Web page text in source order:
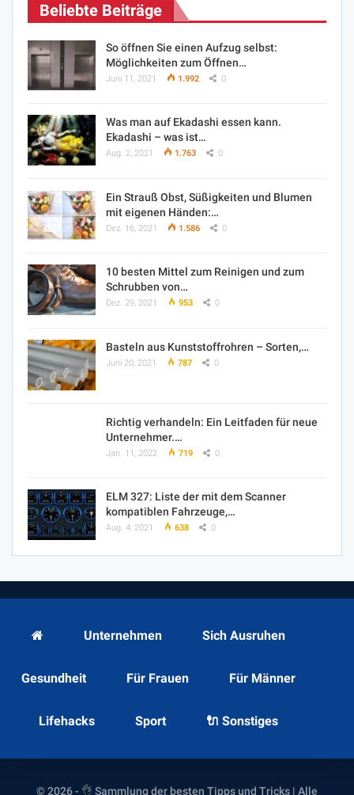
Beliebte Beiträge
So öffnen Sie einen Aufzug selbst:
Möglichkeiten zum Öffnen…
Juni 11, 2021 1.992 0
Was man auf Ekadashi essen kann.
Ekadashi – was ist…
Aug. 2, 2021 1.763 0
Ein Strauß Obst, Süßigkeiten und Blumen
mit eigenen Händen:…
Dez. 16, 2021 1.586 0
10 besten Mittel zum Reinigen und zum
Schrubben von…
Dez. 29, 2021 953 0
Basteln aus Kunststoffrohren – Sorten,…
Juni 20, 2021 787 0
Richtig verhandeln: Ein Leitfaden für neue
Unternehmer.…
Jan. 11, 2022 719 0
ELM 327: Liste der mit dem Scanner
kompatiblen Fahrzeuge,…
Aug. 4, 2021 638 0
Unternehmen Sich Ausruhen
Gesundheit Für Frauen Für Männer
Lifehacks Sport 🔌 Sonstiges
© 2026 - 👌 Sammlung der besten Tipps und Tricks | Alle